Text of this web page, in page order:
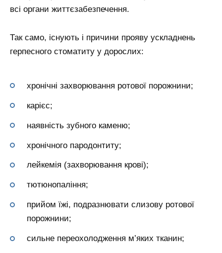
всі органи життєзабезпечення.
Так само, існують і причини прояву ускладнень
герпесного стоматиту у дорослих:
хронічні захворювання ротової порожнини;
карієс;
наявність зубного каменю;
хронічного пародонтиту;
лейкемія (захворювання крові);
тютюнопаління;
прийом їжі, подразнювати слизову ротової
порожнини;
сильне переохолодження м’яких тканин;